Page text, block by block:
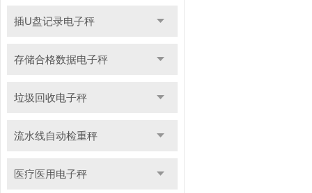
插U盘记录电子秤
存储合格数据电子秤
垃圾回收电子秤
流水线自动检重秤
医疗医用电子秤